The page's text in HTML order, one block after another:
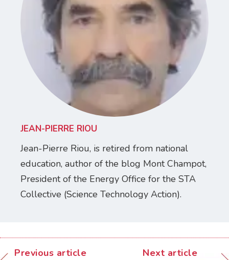
JEAN-PIERRE RIOU
Jean-Pierre Riou, is retired from national
education, author of the blog Mont Champot,
President of the Energy Office for the STA
Collective (Science Technology Action).
Previous article Next article